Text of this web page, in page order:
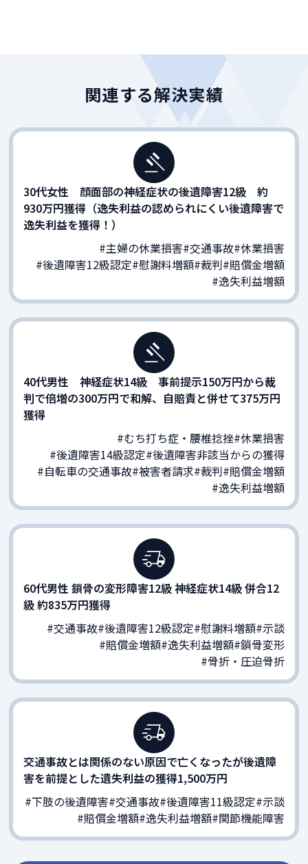
関連する解決実績
30代女性 顔面部の神経症状の後遺障害12級 約
930万円獲得（逸失利益の認められにくい後遺障害で
逸失利益を獲得！）
#主婦の休業損害#交通事故#休業損害
#後遺障害12級認定#慰謝料増額#裁判#賠償金増額
#逸失利益増額
40代男性 神経症状14級 事前提示150万円から裁
判で倍増の300万円で和解、自賠責と併せて375万円
獲得
#むち打ち症・腰椎捻挫#休業損害
#後遺障害14級認定#後遺障害非該当からの獲得
#自転車の交通事故#被害者請求#裁判#賠償金増額
#逸失利益増額
60代男性 鎖骨の変形障害12級 神経症状14級 併合12
級 約835万円獲得
#交通事故#後遺障害12級認定#慰謝料増額#示談
#賠償金増額#逸失利益増額#鎖骨変形
#骨折・圧迫骨折
交通事故とは関係のない原因で亡くなったが後遺障
害を前提とした遺失利益の獲得1,500万円
#下肢の後遺障害#交通事故#後遺障害11級認定#示談
#賠償金増額#逸失利益増額#関節機能障害